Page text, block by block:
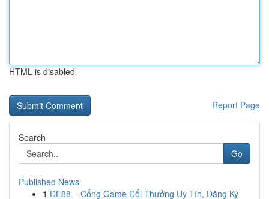
HTML is disabled
Report Page
Search
Go
Published News
1 DE88 – Cổng Game Đổi Thưởng Uy Tín, Đăng Ký